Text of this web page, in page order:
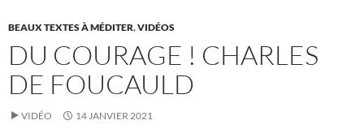
BEAUX TEXTES À MÉDITER,VIDÉOS
DU COURAGE ! CHARLES
DE FOUCAULD
VIDÉO 14 JANVIER 2021